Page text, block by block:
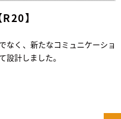
】
なく、新たなコミュニケーショ
設計しました。